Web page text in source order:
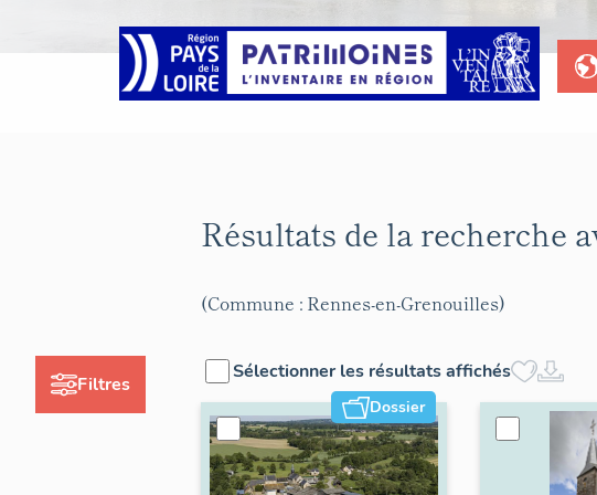
Filtres
Résultats de la recherche
(Commune : Rennes-en-Grenouilles)
Sélectionner les résultats affichés
Dossier